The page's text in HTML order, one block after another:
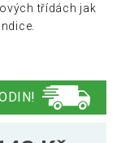
třídách jak